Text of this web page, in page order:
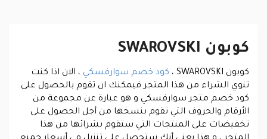
كوبون SWAROVSKI
كوبون SWAROVSKI ، كود خصم سوارفسكي ، الان اذا كنت
تنوي الشراء من هذا المتجر فيمكنك ان تقوم بالحصول على
كود خصم متجر سوارفسكي و هو عبارة عن مجموعة من
الأرقام والحروف التي تقوم بنسخها من أجل الحصول على
تخفيضات على المنتجات التي ستقوم بشرائها من هذا